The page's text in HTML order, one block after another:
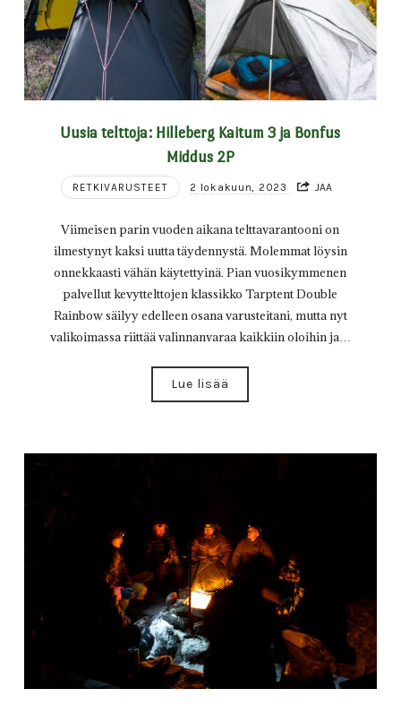
Uusia telttoja: Hilleberg Kaitum 3 ja Bonfus
Middus 2P
RETKIVARUSTEET 2 lokakuun, 2023 JAA
Viimeisen parin vuoden aikana telttavarantooni on
ilmestynyt kaksi uutta täydennystä. Molemmat löysin
onnekkaasti vähän käytettyinä. Pian vuosikymmenen
palvellut kevyttelttojen klassikko Tarptent Double
Rainbow säilyy edelleen osana varusteitani, mutta nyt
valikoimassa riittää valinnanvaraa kaikkiin oloihin ja…
Lue lisää